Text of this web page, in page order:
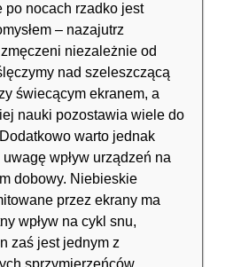
po nocach rzadko jest
– nazajutrz
niezależnie od
nad szeleszczącą
świecącym ekranem, a
nauki pozostawia wiele do
warto jednak
wpływ urządzeń na
dobowy. Niebieskie
przez ekrany ma
wpływ na cykl snu,
zaś jest jednym z
sprzymierzeńców